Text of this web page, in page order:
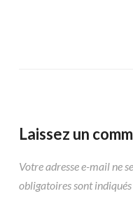
Laissez un
Votre adresse e-mail ne
obligatoires sont